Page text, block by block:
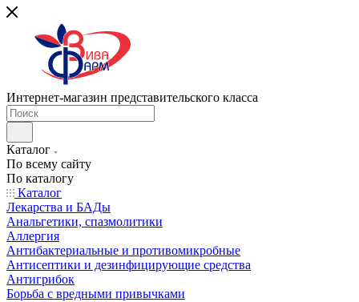
Интернет-магазин представительского класса
Каталог
По всему сайту
По каталогу
Каталог
Лекарства и БАДы
Анальгетики, спазмолитики
Аллергия
Антибактериальные и противомикробные
Антисептики и дезинфицирующие средства
Антигрибок
Борьба с вредными привычками